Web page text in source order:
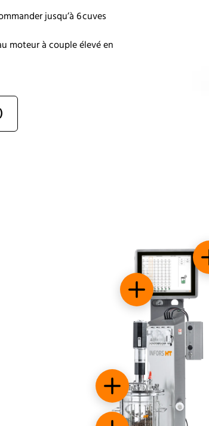
jusqu’à 6 cuves
moteur à couple élevé en
Nourrir facilement les
Easily integrate